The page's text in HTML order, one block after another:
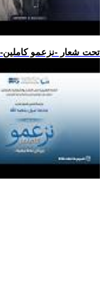
.. تحت شعار -نزعمو